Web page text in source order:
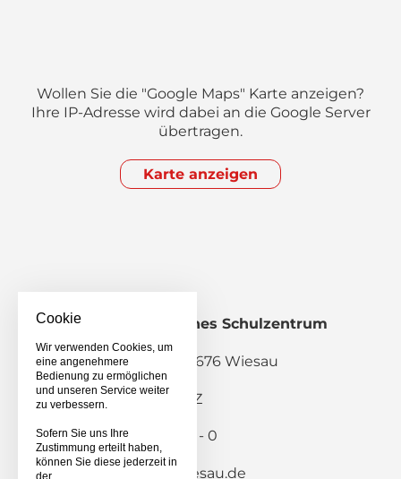
Wollen Sie die "Google Maps" Karte anzeigen?
Ihre IP-Adresse wird dabei an die Google Server
übertragen.
Karte anzeigen
Staatliches Berufliches Schulzentrum
Wiesau
Pestalozzistraße 2, 95676 Wiesau
Schulanmeldung BSZ
Telefon: 09634 / 9203 - 0
Telefax: 09634 / 8282
E-Mail:
info(at)bsz-wiesau.de
Cookie
Wir verwenden Cookies, um
eine angenehmere
Bedienung zu ermöglichen
und unseren Service weiter
zu verbessern.
Sofern Sie uns Ihre
Zustimmung erteilt haben,
können Sie diese jederzeit in
der